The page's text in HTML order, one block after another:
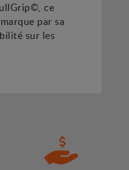
ce
par sa
sur les